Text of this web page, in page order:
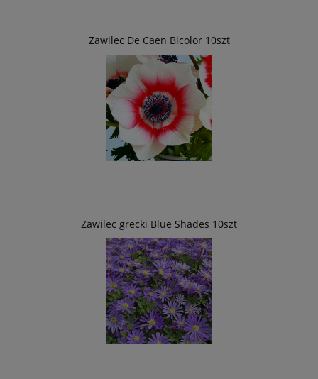
Zawilec De Caen Bicolor 10szt
Zawilec grecki Blue Shades 10szt